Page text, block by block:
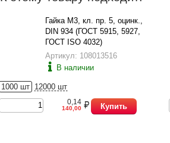
Гайка М3, кл. пр. 5, оцинк.,
DIN 934 (ГОСТ 5915, 5927,
ГОСТ ISO 4032)
Артикул: 108013516
В наличии
1000 шт 12000 шт
0,14
140,00 Купить